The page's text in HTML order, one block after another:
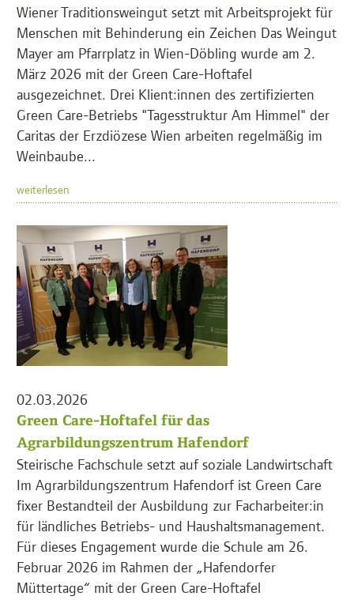
Wiener Traditionsweingut setzt mit Arbeitsprojekt für
Menschen mit Behinderung ein Zeichen Das Weingut
Mayer am Pfarrplatz in Wien-Döbling wurde am 2.
März 2026 mit der Green Care-Hoftafel
ausgezeichnet. Drei Klient:innen des zertifizierten
Green Care-Betriebs "Tagesstruktur Am Himmel" der
Caritas der Erzdiözese Wien arbeiten regelmäßig im
Weinbaube...
weiterlesen
02.03.2026
Green Care-Hoftafel für das
Agrarbildungszentrum Hafendorf
Steirische Fachschule setzt auf soziale Landwirtschaft
Im Agrarbildungszentrum Hafendorf ist Green Care
fixer Bestandteil der Ausbildung zur Facharbeiter:in
für ländliches Betriebs- und Haushaltsmanagement.
Für dieses Engagement wurde die Schule am 26.
Februar 2026 im Rahmen der „Hafendorfer
Müttertage“ mit der Green Care-Hoftafel